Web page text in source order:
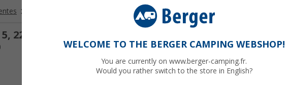
Sardines carrées, lot de 5 Berger
22 cm Berger
WELCOME TO THE BERGER CAMPING WEBSHOP!
You are currently on www.berger-camping.fr.
Would you rather switch to the store in English?